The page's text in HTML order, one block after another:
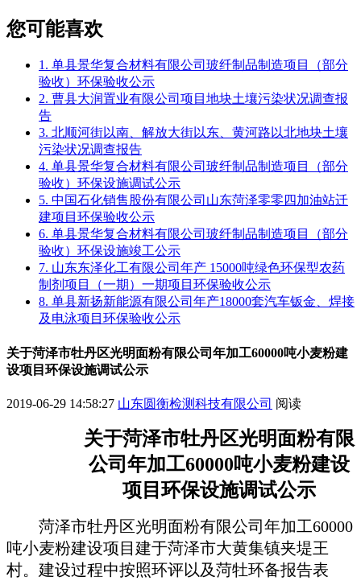
您可能喜欢
1. 单县景华复合材料有限公司玻纤制品制造项目（部分
验收）环保验收公示
2. 曹县大润置业有限公司项目地块土壤污染状况调查报
告
3. 北顺河街以南、解放大街以东、黄河路以北地块土壤
污染状况调查报告
4. 单县景华复合材料有限公司玻纤制品制造项目（部分
验收）环保设施调试公示
5. 中国石化销售股份有限公司山东菏泽零零四加油站迁
建项目环保验收公示
6. 单县景华复合材料有限公司玻纤制品制造项目（部分
验收）环保设施竣工公示
7. 山东东泽化工有限公司年产 15000吨绿色环保型农药
制剂项目（一期）一期项目环保验收公示
8. 单县新扬新能源有限公司年产18000套汽车钣金、焊接
及电泳项目环保验收公示
关于菏泽市牡丹区光明面粉有限公司年加工60000吨小麦粉建
设项目环保设施调试公示
2019-06-29 14:58:27 山东圆衡检测科技有限公司 阅读
关于菏泽市牡丹区光明面粉有限
公司年加工60000吨小麦粉建设
项目环保设施调试公示
菏泽市牡丹区光明面粉有限公司年加工60000
吨小麦粉建设项目 建于菏泽市大黄集镇夹堤王
村。建设过程中按照环评以及菏牡环备报告表